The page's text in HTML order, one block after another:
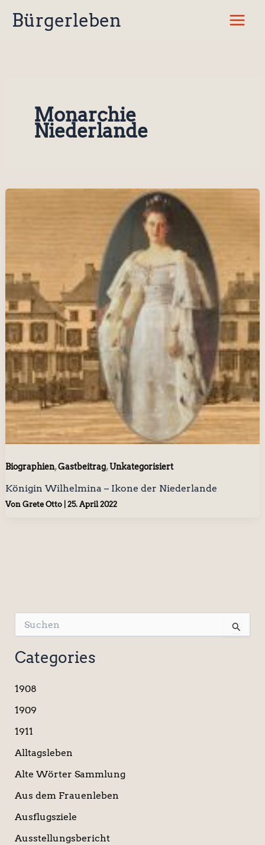
InhaltBürgerleben
Monarchie
Niederlande
Biographien,Gastbeitrag,Unkategorisiert
Königin Wilhelmina – Ikone der Niederlande
Von Grete Otto 25. April 2022
u
c
h
n
a
h
Categories
1908
1909
1911
Alltagsleben
Alte Wörter Sammlung
Aus dem Frauenleben
Ausflugsziele
Ausstellungsbericht